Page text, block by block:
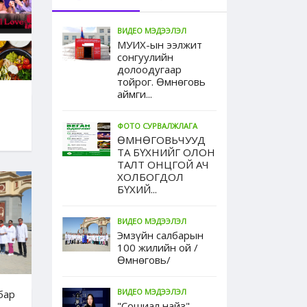
ВИДЕО МЭДЭЭЛЭЛ
МУИХ-ын ээлжит
сонгуулийн
долоодугаар
тойрог. Өмнөговь
аймги...
ФОТО СУРВАЛЖЛАГА
ӨМНӨГОВЬЧУУД
ТА БҮХНИЙГ ОЛОН
ТАЛТ ОНЦГОЙ АЧ
ХОЛБОГДОЛ
БҮХИЙ...
ВИДЕО МЭДЭЭЛЭЛ
Эмзүйн салбарын
100 жилийн ой /
Өмнөговь/
ВИДЕО МЭДЭЭЛЭЛ